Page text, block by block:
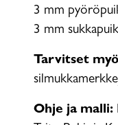
3 mm
3 mm
Tarvitset
Ohje ja malli: